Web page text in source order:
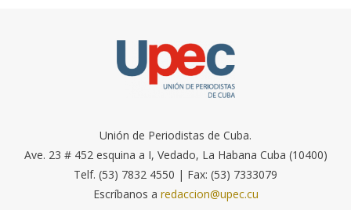
Unión de Periodistas de Cuba.
Ave. 23 # 452 esquina a I, Vedado, La Habana Cuba (10400)
Telf. (53) 7832 4550 | Fax: (53) 7333079
Escríbanos a redaccion@upec.cu